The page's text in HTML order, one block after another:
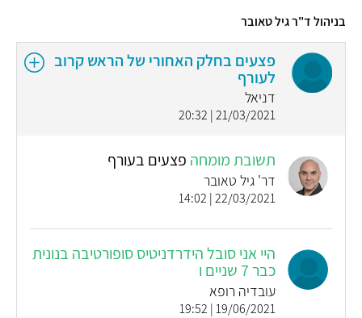
בניהול ד"ר גיל טאובר
פצעים בחלק האחורי של הראש קרוב
לעורף
דניאל
21/03/2021 | 20:32
תשובת מומחה פצעים בעורף
דר' גיל טאובר
22/03/2021 | 14:02
היי אני סובל הידרדניטיס סופורטיבה בנונית
כבר 7 שניים ו
עובדיה רופא
19/06/2021 | 19:52